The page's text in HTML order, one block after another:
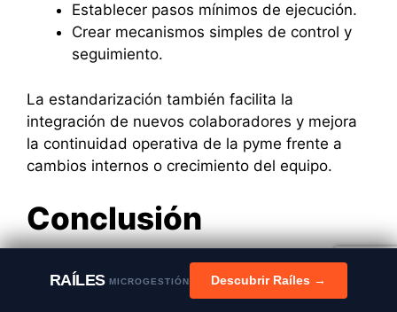
Establecer pasos mínimos de ejecución.
Crear mecanismos simples de control y
seguimiento.
La estandarización también facilita la
integración de nuevos colaboradores y mejora
la continuidad operativa de la pyme frente a
cambios internos o crecimiento del equipo.
Conclusión
La delegación en una pyme no debe
entenderse solo como repartir tareas; es una
RAÍLESMICROGESTIÓN Descubrir Raíles →